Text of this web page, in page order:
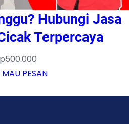
Hubungi Jasa
Terpercaya
500.000
PESAN